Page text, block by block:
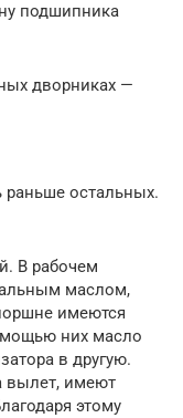
подшипника
дворниках —
остальных.
В рабочем
маслом,
имеются
них масло
в другую.
вылет, имеют
этому